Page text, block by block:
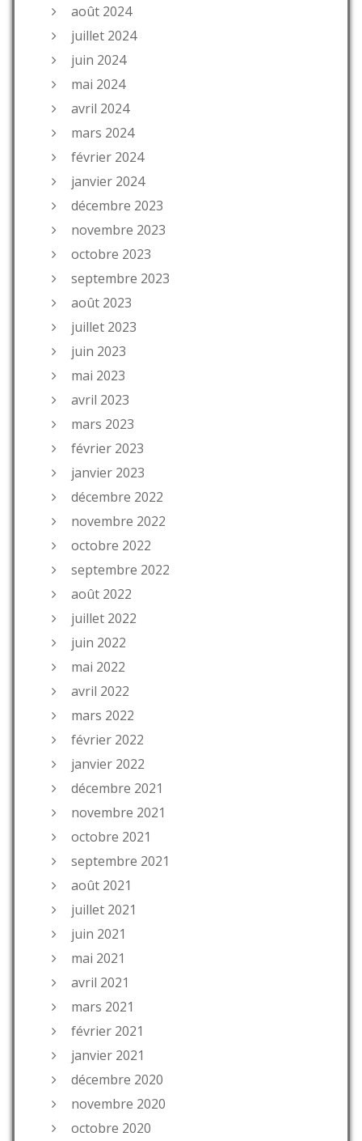
août 2024
juillet 2024
juin 2024
mai 2024
avril 2024
mars 2024
février 2024
janvier 2024
décembre 2023
novembre 2023
octobre 2023
septembre 2023
août 2023
juillet 2023
juin 2023
mai 2023
avril 2023
mars 2023
février 2023
janvier 2023
décembre 2022
novembre 2022
octobre 2022
septembre 2022
août 2022
juillet 2022
juin 2022
mai 2022
avril 2022
mars 2022
février 2022
janvier 2022
décembre 2021
novembre 2021
octobre 2021
septembre 2021
août 2021
juillet 2021
juin 2021
mai 2021
avril 2021
mars 2021
février 2021
janvier 2021
décembre 2020
novembre 2020
octobre 2020